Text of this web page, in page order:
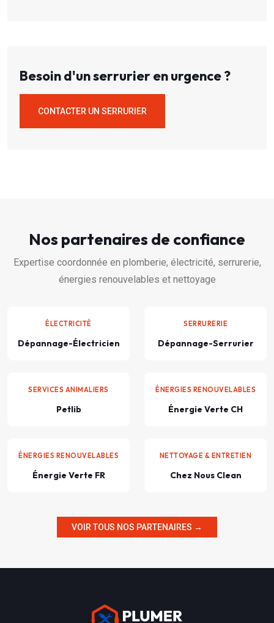
Besoin d'un serrurier en urgence ?
CONTACTER UN SERRURIER
Nos partenaires de confiance
Expertise coordonnée en plomberie, électricité, serrurerie,
énergies renouvelables et nettoyage
ÉLECTRICITÉ
Dépannage-Électricien
SERRURERIE
Dépannage-Serrurier
SERVICES ANIMALIERS
Petlib
ÉNERGIES RENOUVELABLES
Énergie Verte CH
ÉNERGIES RENOUVELABLES
Énergie Verte FR
NETTOYAGE & ENTRETIEN
Chez Nous Clean
VOIR TOUS NOS PARTENAIRES →